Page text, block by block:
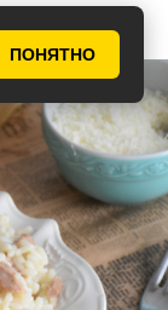
ПОНЯТНО